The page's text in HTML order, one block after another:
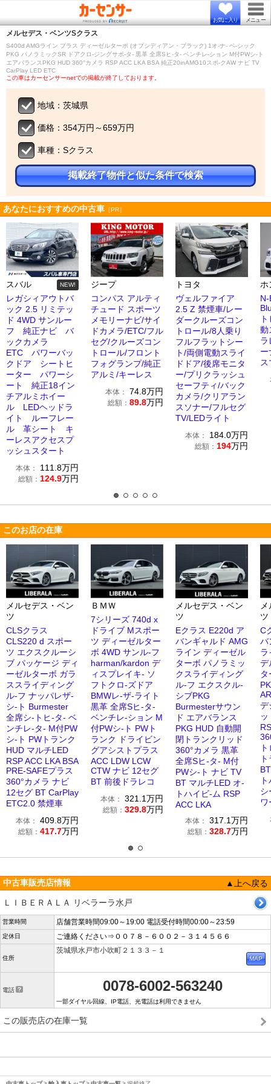
お気に入り メニュー
メルセデス・ベンツSクラス
S400d AMGライン プラス ディーゼルターボ (オプシディアン・ブラック) 1オ-ナ- ベ-シック
PKG パノラミックSR ドアクロ-ジングサポ-タ- 黒革 全席Sヒ-タ- ベンチレ-ション M付PWシ-ト
エアバランスPKG HUD 360°カメラ RSP ACC LKA BSA 純正20inAMG10スポ-クAW ナビ TV
CarPlay LED ETC
この車はカーセンサーnetでの掲載が終了しております。
地域：茨城県
価格：354万円～659万円
車種：Sクラス
掲載終了物件と似た条件で検索
あなたにおすすめの中古車 ［PR］
スバル NEW!
レガシィアウトバ
ック 2.5 リミテッ
ド 4WD サンルー
フ 純正ナビ バ
ックカメラ
ETC パワーバッ
クドア シートヒ
ーター パワーシ
ート 純正18イン
チアルミホイー
ル LEDヘッドラ
イト ルーフレー
ル 革シート キ
ーレスアクセスプ
ッシュスタート
本体： 111.8万円
総額： 124.9万円
ジープ
コンパス アルティ
チュード スポーツ
メモリーナビ/サイ
ドカメラ/ETC/フル
セグ/クルーズコン
トロール/フロント
フォグランプ/純正
アルミ/キーレス
本体： 74.8万円
総額： 89.8万円
トヨタ
ヴェルファイア
2.5 Z 禁煙車/レー
ダークルーズコン
トロール/8人乗り
フルフラットシー
ト/両側電動スライ
ドドア/後席モニタ
ー/プリクラッシュ
セーフティ/バック
カメラ/クリアラン
スソナー/フルセグ
TV/LEDライト
本体： 184.0万円
総額： 194万円
ホ
動
ラ
ー
このお店の在庫
メルセデス・ベン
ツ
CLSクラス
CLS220 d スポー
ツ エクスクルーシ
ブ パッケージ ディ
ーゼルターボ ガラ
ススライディング
ル-フ ナッパレザ-
シ-ト Burmester
全席シ-トヒ-タ- ベ
ンチレ-タ- M付PW
シ-ト PWトランク
HUD マルチLED
RSP ACC LKA BSA
PRE-SAFEプラス
360°カメラ ナビ
12セグ BT CarPlay
ETC2.0 禁煙車
本体： 409.8万円
総額： 417.7万円
ＢＭＷ
7シリーズ 740d x
ドライブ Mスポー
ツ ディーゼルター
ボ 4WD サンル-フ
harman/kardon デ
ィスプレイキ- ソ
フトクロ-ズドア
BMWレ-ザ-ライト
黒革 全席Sヒ-タ-
ベンチレ-ション M
付PWシ-ト PWト
ランク ドライビン
グアシストプラス
ACC LDW LCW
CTW ナビ 12セグ
BT 前後ドラレコ
本体： 321.1万円
総額： 329.8万円
メルセデス・ベン
ツ
Eクラス E220d ア
バンギャルド AMG
ライン ディーゼル
ターボ パノラミッ
クスライディング
ル-フ エクスクル-
シブPKG
Burmesterサウン
ド エアバランス
PKG HUD 自動開
閉トランクリッド
360°カメラ 黒革
全席Sヒ-タ- M付
PWシ-ト ナビ TV
BT マルチLED オ-
トハイビ-ム RSP
ACC LKA
本体： 317.1万円
総額： 328.7万円
ツ
C
バ
ラ
デ
デ
シ
ワ
中古車販売店情報
▲上へ戻る
ＬＩＢＥＲＡＬＡ リベラーラ水戸
営業時間 店舗営業時間09:00～19:00 電話受付時間00:00～23:59
定休日 ご連絡ください⇒００７８－６００２－３１４５６６
住所
茨城県水戸市小吹町２１３３－１
電話 0078-6002-563240
一部ダイヤル回線、IP電話、光電話は利用できません
この販売店の在庫一覧